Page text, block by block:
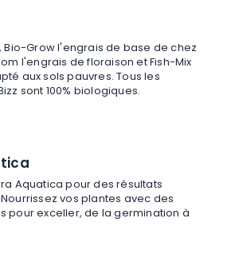
Bio-Grow l'engrais de base de chez
l'engrais de floraison et Fish-Mix
aux sols pauvres. Tous les
sont 100% biologiques.
Aquatica pour des résultats
vos plantes avec des
pour exceller, de la germination à